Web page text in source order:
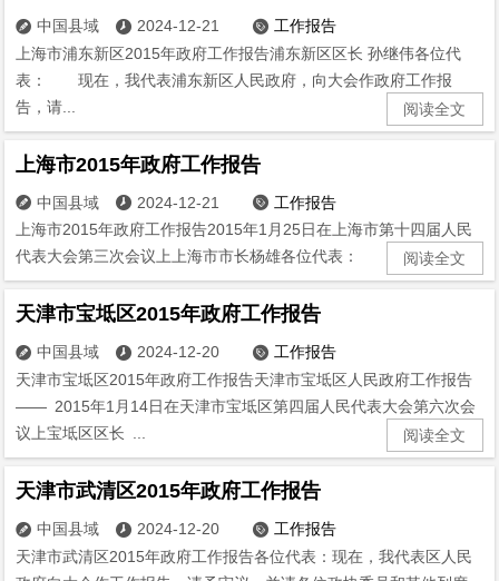
 中国县域  2024-12-21  工作报告
上海市浦东新区2015年政府工作报告浦东新区区长 孙继伟各位代
表： 现在，我代表浦东新区人民政府，向大会作政府工作报
告，请...
阅读全文
上海市2015年政府工作报告
 中国县域  2024-12-21  工作报告
上海市2015年政府工作报告2015年1月25日在上海市第十四届人民
代表大会第三次会议上上海市市长杨雄各位代表： 现在，我...
阅读全文
天津市宝坻区2015年政府工作报告
 中国县域  2024-12-20  工作报告
天津市宝坻区2015年政府工作报告天津市宝坻区人民政府工作报告
—— 2015年1月14日在天津市宝坻区第四届人民代表大会第六次会
议上宝坻区区长 ...
阅读全文
天津市武清区2015年政府工作报告
 中国县域  2024-12-20  工作报告
天津市武清区2015年政府工作报告各位代表：现在，我代表区人民